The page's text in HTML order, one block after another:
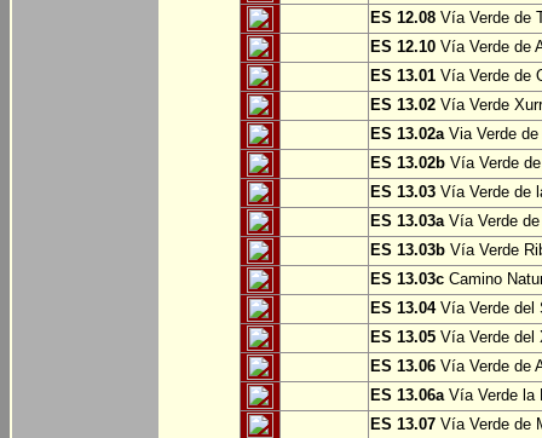
ES 12.08 Vía Verde de
ES 12.10 Vía Verde de
ES 13.01 Vía Verde de
ES 13.02 Vía Verde
ES 13.02aVia Verde de
ES 13.02b Vía Verde
ES 13.03 Vía Verde de
ES 13.03aVía Verde de
ES 13.03b Vía Verde
ES 13.03c Camino
ES 13.04Vía Verde del
ES 13.05 Vía Verde del
ES 13.06 Vía Verde de
ES 13.06aVía Verde la
ES 13.07 Vía Verde de